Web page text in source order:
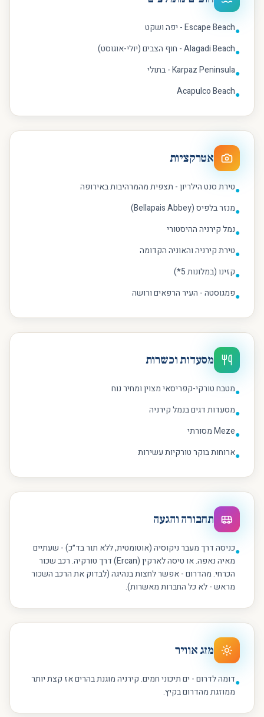
●Escape Beach - יפה ושקט
●Alagadi Beach - חוף הצבים (יולי-אוגוסט)
●Karpaz Peninsula - בתולי
●
Acapulco Beach
אטרקציות
●טירת סנט הילריון - תצפית מהמרהיבות באירופה
●מנזר בלפיס (Bellapais Abbey)
●נמל קירניה ההיסטורי
●טירת קירניה והאוניה הקדומה
●קזינו (במלונות 5*)
●פמגוסטה - העיר הרפאים ורושה
מסעדות וכשרות
●מטבח טורקי-קפריסאי מצוין ומחיר נוח
●מסעדות דגים בנמל קירניה
●Meze מסורתי
●ארוחות בוקר טורקיות עשירות
תחבורה והגעה
●כניסה דרך מעבר ניקוסיה (אוטומטית, ללא תור בד״כ) - שעתיים
מאיה נאפה. או טיסה לארקין (Ercan) דרך טורקיה. רכב שכור
הכרחי. מהדרום - אפשר לחצות בנהיגה (לבדוק את הרכב השכור
מראש - לא כל החברות מאשרות).
מזג אוויר
●דומה לדרום - ים תיכוני חמים. קירניה מוגנת בהרים אז קצת יותר
ממוזגת מהדרום בקיץ.